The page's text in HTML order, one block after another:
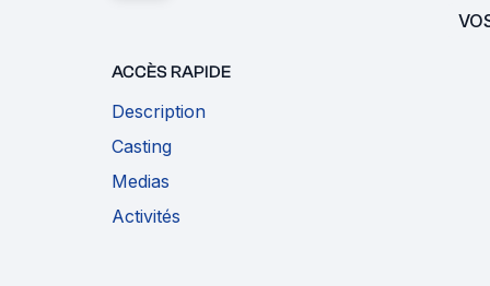
ACCÈS RAPIDE
Description
Casting
Medias
Activités